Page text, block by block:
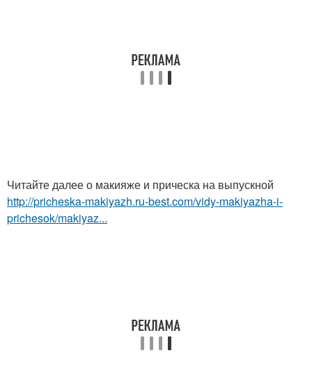
Читайте далее о макияже и прическа на выпускной
http://pricheska-makiyazh.ru-best.com/vidy-makiyazha-i-
prichesok/makiyaz...